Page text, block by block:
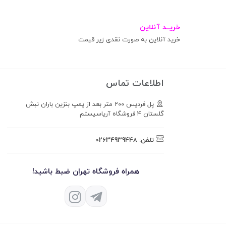
خریــد آنلاین
خرید آنلاین به صورت نقدی زیر قیمت
اطلاعات تماس
پل فردیس ۲۰۰ متر بعد از پمپ بنزین باران نبش
گلستان ۴ فروشگاه آریاسیستم
تلفن: 02634939448
همراه فروشگاه تهران ضبط باشید!